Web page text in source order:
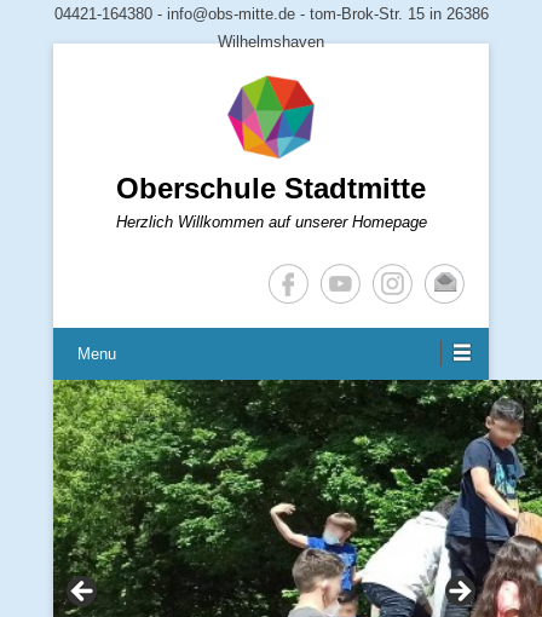
04421-164380 - info@obs-mitte.de - tom-Brok-Str. 15 in 26386
Wilhelmshaven
Oberschule Stadtmitte
Herzlich Willkommen auf unserer Homepage
Menu